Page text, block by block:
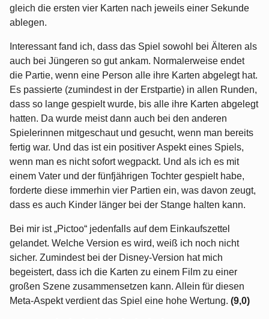
gleich die ersten vier Karten nach jeweils einer Sekunde
ablegen.
Interessant fand ich, dass das Spiel sowohl bei Älteren als
auch bei Jüngeren so gut ankam. Normalerweise endet
die Partie, wenn eine Person alle ihre Karten abgelegt hat.
Es passierte (zumindest in der Erstpartie) in allen Runden,
dass so lange gespielt wurde, bis alle ihre Karten abgelegt
hatten. Da wurde meist dann auch bei den anderen
Spielerinnen mitgeschaut und gesucht, wenn man bereits
fertig war. Und das ist ein positiver Aspekt eines Spiels,
wenn man es nicht sofort wegpackt. Und als ich es mit
einem Vater und der fünfjährigen Tochter gespielt habe,
forderte diese immerhin vier Partien ein, was davon zeugt,
dass es auch Kinder länger bei der Stange halten kann.
Bei mir ist „Pictoo“ jedenfalls auf dem Einkaufszettel
gelandet. Welche Version es wird, weiß ich noch nicht
sicher. Zumindest bei der Disney-Version hat mich
begeistert, dass ich die Karten zu einem Film zu einer
großen Szene zusammensetzen kann. Allein für diesen
Meta-Aspekt verdient das Spiel eine hohe Wertung. (9,0)